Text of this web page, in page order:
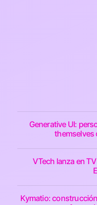
Generative UI:
themselves
VTech lanza en
Kymatio: